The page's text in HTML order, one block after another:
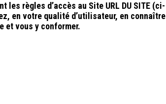
règles d’accès au Site URL DU SITE (ci-
en votre qualité d’utilisateur, en connaître
et vous y conformer.